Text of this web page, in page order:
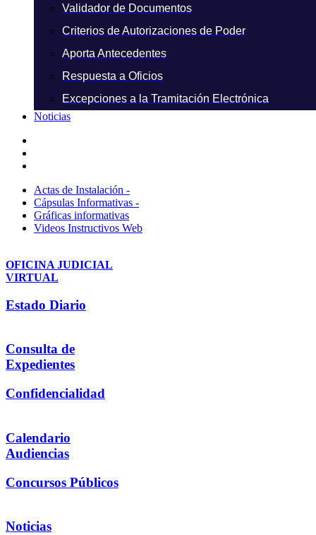
Validador de Documentos
Criterios de Autorizaciones de Poder
Aporta Antecedentes
Respuesta a Oficios
Excepciones a la Tramitación Electrónica
Noticias
Actas de Instalación -
Cápsulas Informativas -
Gráficas informativas
Videos Instructivos Web
OFICINA JUDICIAL
VIRTUAL
Estado Diario
Consulta de
Expedientes
Confidencialidad
Calendario
Audiencias
Concursos Públicos
Noticias